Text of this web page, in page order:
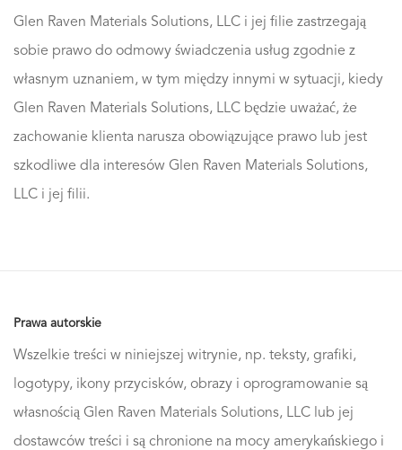
Glen Raven Materials Solutions, LLC i jej filie zastrzegają
sobie prawo do odmowy świadczenia usług zgodnie z
własnym uznaniem, w tym między innymi w sytuacji, kiedy
Glen Raven Materials Solutions, LLC będzie uważać, że
zachowanie klienta narusza obowiązujące prawo lub jest
szkodliwe dla interesów Glen Raven Materials Solutions,
LLC i jej filii.
Prawa autorskie
Wszelkie treści w niniejszej witrynie, np. teksty, grafiki,
logotypy, ikony przycisków, obrazy i oprogramowanie są
własnością Glen Raven Materials Solutions, LLC lub jej
dostawców treści i są chronione na mocy amerykańskiego i